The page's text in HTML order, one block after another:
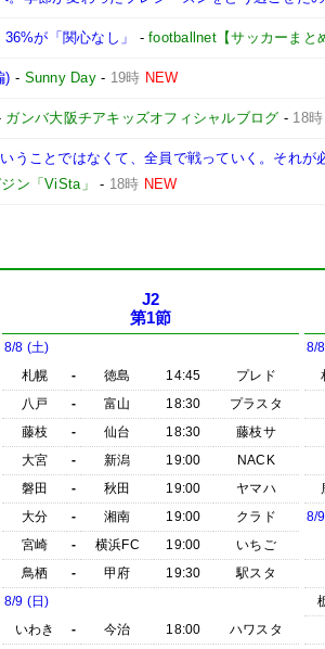
が「関心なし」 -footballnet【サッカーまと
) - Sunny Day- 19時 NEW
ガンバ大阪チアキッズオフィシャルブログ - 18時
うことではなくて、全員で戦っていく。それ
ン「ViSta」 - 18時 NEW
J2
第1節
8/8 (土)
札幌
- 徳島 14:45
プレド
八戸
- 富山 18:30
プラスタ
藤枝
- 仙台 18:30
藤枝サ
大宮
- 新潟 19:00
NACK
磐田
- 秋田 19:00
ヤマハ
大分
- 湘南 19:00
クラド
宮崎
- 横浜FC 19:00
いちご
鳥栖
- 甲府 19:30
駅スタ
8/9 (日)
いわき
- 今治 18:00
ハワスタ
8/
8/